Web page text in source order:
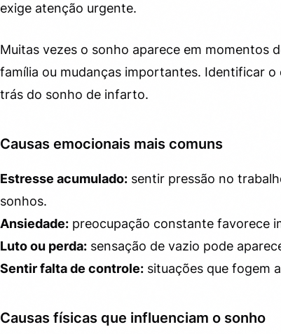
exige atenção urgente.
Muitas vezes o sonho aparece em momentos
família ou mudanças importantes. Identificar
trás do sonho de infarto.
Causas emocionais mais comuns
Estresse acumulado: sentir pressão no
sonhos.
Ansiedade: preocupação constante favorece
Luto ou perda: sensação de vazio pode
Sentir falta de controle: situações que fogem
Causas físicas que influenciam o sonho